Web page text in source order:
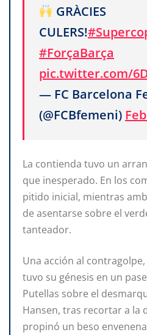
GRÀCIES
CULERS!
#ForçaBarça
pic.twitter.com/
— FC Barcelona
(@FCBfemeni)
La contienda tuvo un
que inesperado. En los
pitido inicial, mientras
de asentarse sobre el
tanteador.
Una acción al
tuvo su génesis en un
Putellas sobre el
Hansen, tras recortar a la
propinó un beso